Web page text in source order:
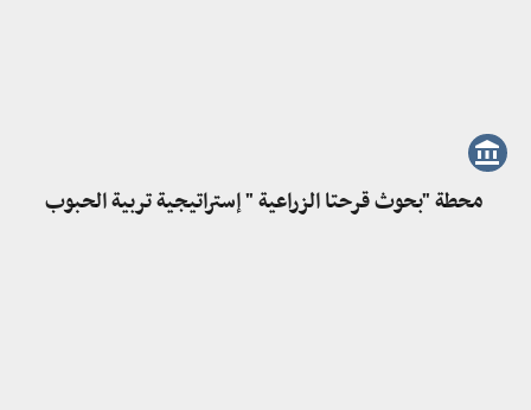
محطة "بحوث قرحتا الزراعية " إستراتيجية تربية الحبوب